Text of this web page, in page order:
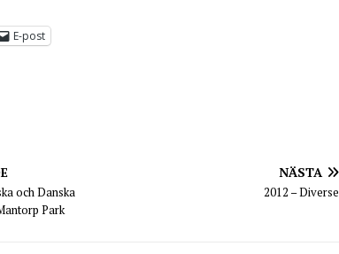
E-post
och Danska
Park
NÄSTA
2012 – Diverse